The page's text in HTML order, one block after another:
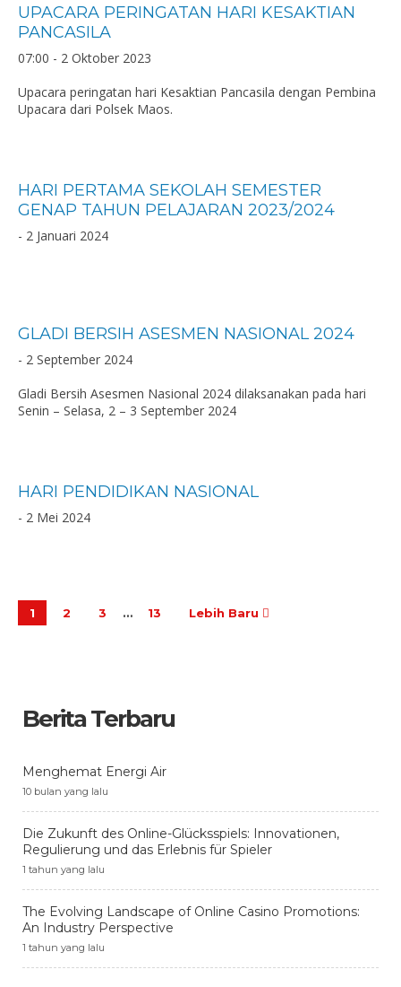
UPACARA PERINGATAN HARI KESAKTIAN
PANCASILA
07:00 - 2 Oktober 2023
Upacara peringatan hari Kesaktian Pancasila dengan Pembina
Upacara dari Polsek Maos.
HARI PERTAMA SEKOLAH SEMESTER
GENAP TAHUN PELAJARAN 2023/2024
- 2 Januari 2024
GLADI BERSIH ASESMEN NASIONAL 2024
- 2 September 2024
Gladi Bersih Asesmen Nasional 2024 dilaksanakan pada hari
Senin – Selasa, 2 – 3 September 2024
HARI PENDIDIKAN NASIONAL
- 2 Mei 2024
1 2 3 … 13 Lebih Baru
Berita Terbaru
Menghemat Energi Air
10 bulan yang lalu
Die Zukunft des Online-Glücksspiels: Innovationen,
Regulierung und das Erlebnis für Spieler
1 tahun yang lalu
The Evolving Landscape of Online Casino Promotions:
An Industry Perspective
1 tahun yang lalu